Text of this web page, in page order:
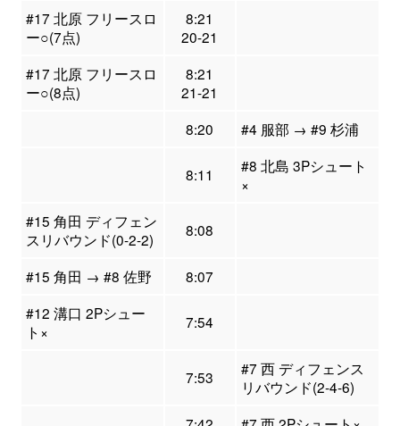
#17 北原 フリースロ
ー○(7点)
8:21
20-21
#17 北原 フリースロ
ー○(8点)
8:21
21-21
8:20
#4 服部 → #9 杉浦
8:11
#8 北島 3Pシュート
×
#15 角田 ディフェン
スリバウンド(0-2-2)
8:08
#15 角田 → #8 佐野
8:07
#12 溝口 2Pシュー
ト×
7:54
7:53
#7 西 ディフェンス
リバウンド(2-4-6)